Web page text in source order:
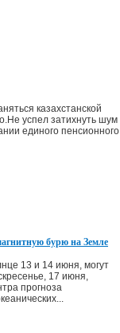
казахстанской
успел затихнуть шум
единого пенсионного
бурю на Земле
13 и 14 июня, могут
17 июня,
прогноза